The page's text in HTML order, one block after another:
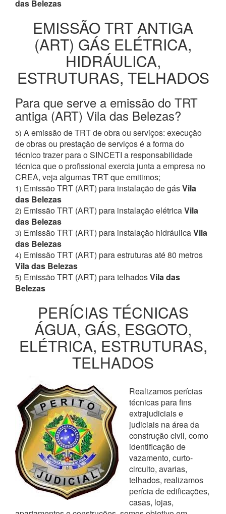
das Belezas
EMISSÃO TRT ANTIGA
(ART) GÁS ELÉTRICA,
HIDRÁULICA,
ESTRUTURAS, TELHADOS
Para que serve a emissão do TRT
antiga (ART) Vila das Belezas?
5) A emissão de TRT de obra ou serviços: execução
de obras ou prestação de serviços é a forma do
técnico trazer para o SINCETI a responsabilidade
técnica que o profissional exercia junta a empresa no
CREA, veja algumas TRT que emitimos;
1) Emissão TRT (ART) para instalação de gásVila
das Belezas
2) Emissão TRT (ART) para instalação elétricaVila
das Belezas
3) Emissão TRT (ART) para instalação hidráulicaVila
das Belezas
4) Emissão TRT (ART) para estruturas até 80 metros
Vila das Belezas
5) Emissão TRT (ART) para telhadosVila das
Belezas
PERÍCIAS TÉCNICAS
ÁGUA, GÁS, ESGOTO,
ELÉTRICA, ESTRUTURAS,
TELHADOS
Realizamos perícias
técnicas para fins
extrajudiciais e
judiciais na área da
construção civil, como
identificação de
vazamento, curto-
circuito, avarias,
telhados, realizamos
perícia de edificações,
casas, lojas,